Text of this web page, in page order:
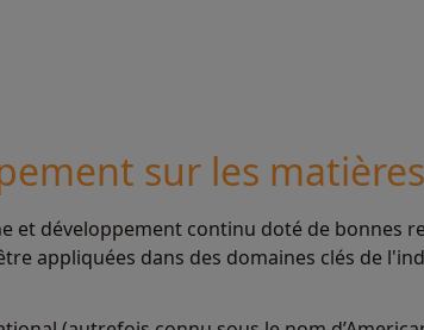
sur les matières
et développement continu doté de bonnes
appliquées dans des domaines clés de